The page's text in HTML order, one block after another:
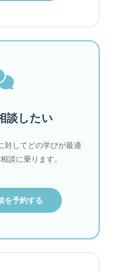
談したい
対してどの学びが最適
談に乗ります。
を予約する